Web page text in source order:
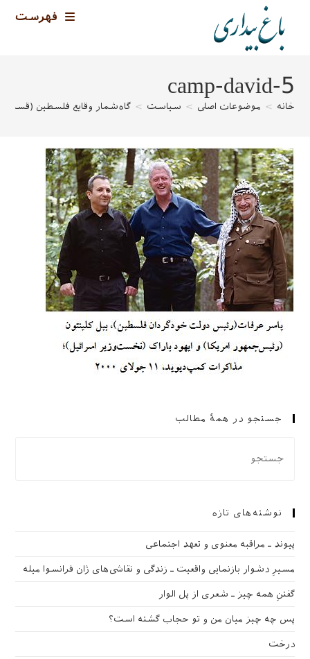
فهرست
5-camp-david
خانه > موضوعات اصلی > سیاست > گاه‌شمار وقایع فلسطین (قسمت دوم: ۱۹۴۸
جستجو در همهٔ مطالب
نوشته‌های تازه
پیوند ـ مراقبه‌ معنوی و تعهد اجتماعی
مسیرِ دشوار بازنمایی واقعیت ـ زندگی و نقاشی‌های ژان فرانسوا میله
گفتنِ همه چیز ـ شعری از پل الوار
پس چه چیز میان من و تو حجاب گشته است؟
درخت